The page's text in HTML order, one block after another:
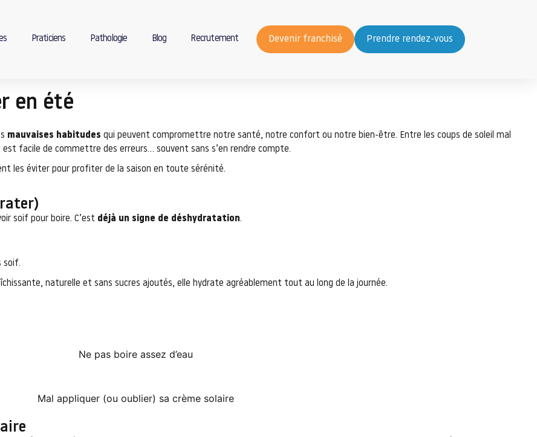
Praticiens Pathologie Blog Recrutement Devenir franchisé Prendre rendez-vous
en été
mauvaises habitudes qui peuvent compromettre notre santé, notre confort ou notre bien-être. Entre les coups de soleil mal
facile de commettre des erreurs… souvent sans s’en rendre compte.
les éviter pour profiter de la saison en toute sérénité.
soif pour boire. C’est déjà un signe de déshydratation.
soif.
naturelle et sans sucres ajoutés, elle hydrate agréablement tout au long de la journée.